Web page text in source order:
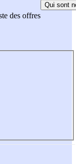
des offres
Qui sont